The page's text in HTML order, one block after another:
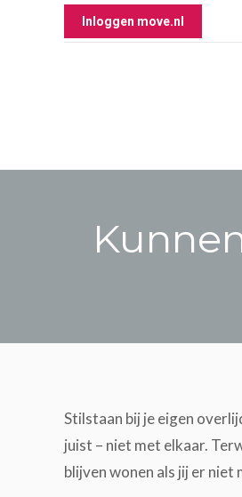
Inloggen move.nl
Stilstaan bij je eigen
juist – niet met elkaar.
blijven wonen als jij er niet